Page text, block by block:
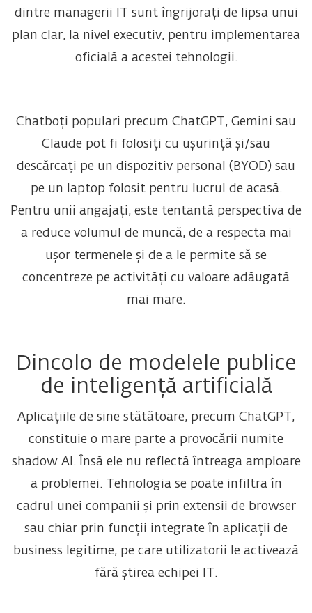
dintre managerii IT sunt îngrijorați de lipsa unui
plan clar, la nivel executiv, pentru implementarea
oficială a acestei tehnologii.
Chatboți populari precum ChatGPT, Gemini sau
Claude pot fi folosiți cu ușurință și/sau
descărcați pe un dispozitiv personal (BYOD) sau
pe un laptop folosit pentru lucrul de acasă.
Pentru unii angajați, este tentantă perspectiva de
a reduce volumul de muncă, de a respecta mai
ușor termenele și de a le permite să se
concentreze pe activități cu valoare adăugată
mai mare.
Dincolo de modelele publice
de inteligență artificială
Aplicațiile de sine stătătoare, precum ChatGPT,
constituie o mare parte a provocării numite
shadow AI. Însă ele nu reflectă întreaga amploare
a problemei. Tehnologia se poate infiltra în
cadrul unei companii și prin extensii de browser
sau chiar prin funcții integrate în aplicații de
business legitime, pe care utilizatorii le activează
fără știrea echipei IT.